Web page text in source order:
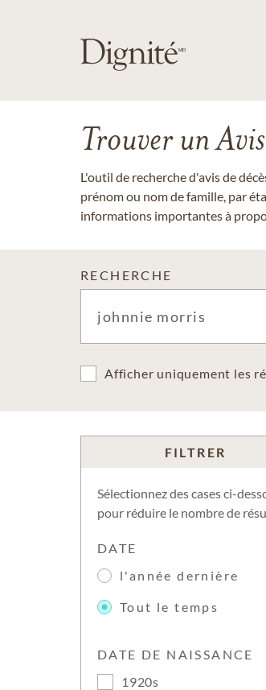
Trouver un Avis
L'outil de recherche d'avis de
prénom ou nom de famille, par
informations importantes à
RECHERCHE
Afficher uniquement les
FILTRER
Sélectionnez des cases ci-
pour réduire le nombre de
DATE
l'année dernière
Tout le temps
DATE DE NAISSANCE
1920s